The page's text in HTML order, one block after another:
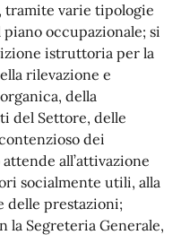
tramite varie tipologie
occupazionale; si
istruttoria per la
rilevazione e
della
del Settore, delle
dei
all’attivazione
socialmente utili, alla
delle prestazioni;
la Segreteria Generale,